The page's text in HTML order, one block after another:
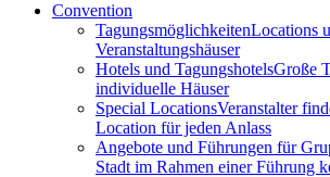
Convention
TagungsmöglichkeitenLocations
Veranstaltungshäuser
Hotels und TagungshotelsGroße
individuelle Häuser
Special LocationsVeranstalter
Location für jeden Anlass
Angebote und Führungen für
Stadt im Rahmen einer Führung